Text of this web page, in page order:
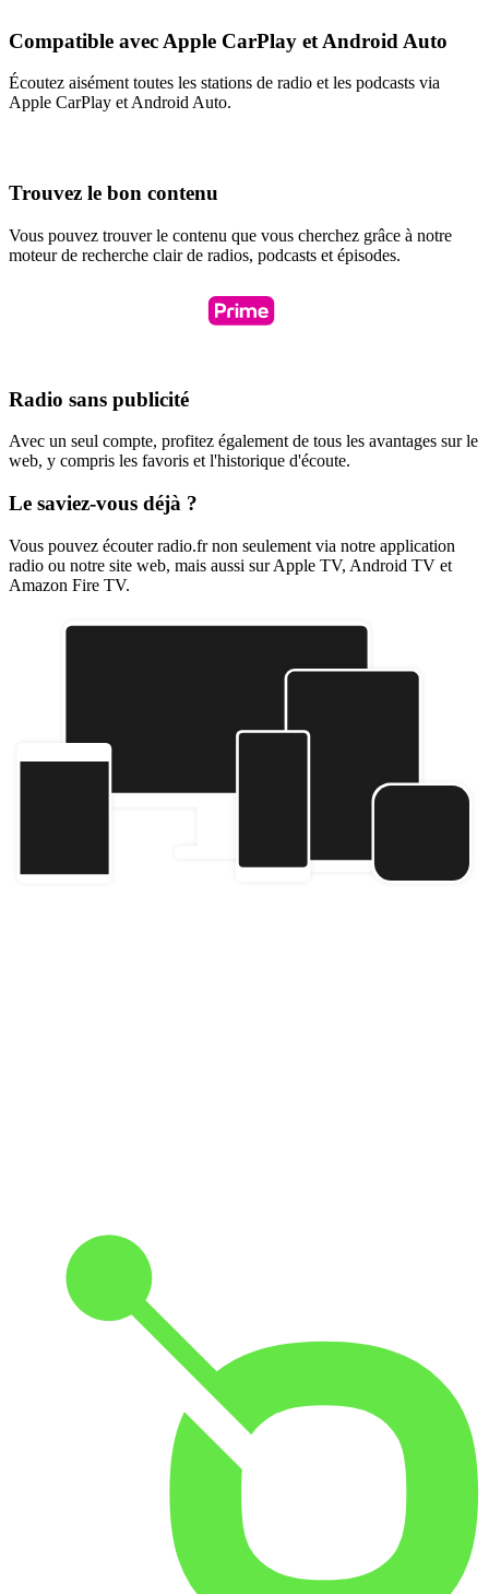
Compatible avec Apple CarPlay et Android Auto
Écoutez aisément toutes les stations de radio et les podcasts via
Apple CarPlay et Android Auto.
Trouvez le bon contenu
Vous pouvez trouver le contenu que vous cherchez grâce à notre
moteur de recherche clair de radios, podcasts et épisodes.
Radio sans publicité
Avec un seul compte, profitez également de tous les avantages sur le
web, y compris les favoris et l'historique d'écoute.
Le saviez-vous déjà ?
Vous pouvez écouter radio.fr non seulement via notre application
radio ou notre site web, mais aussi sur Apple TV, Android TV et
Amazon Fire TV.